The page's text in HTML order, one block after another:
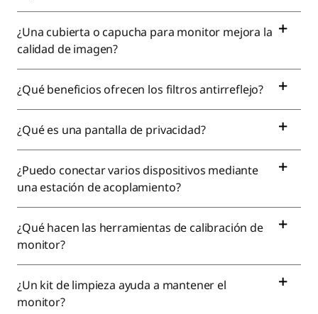
¿Una cubierta o capucha para monitor mejora la
calidad de imagen?
¿Qué beneficios ofrecen los filtros antirreflejo?
¿Qué es una pantalla de privacidad?
¿Puedo conectar varios dispositivos mediante
una estación de acoplamiento?
¿Qué hacen las herramientas de calibración de
monitor?
¿Un kit de limpieza ayuda a mantener el
monitor?